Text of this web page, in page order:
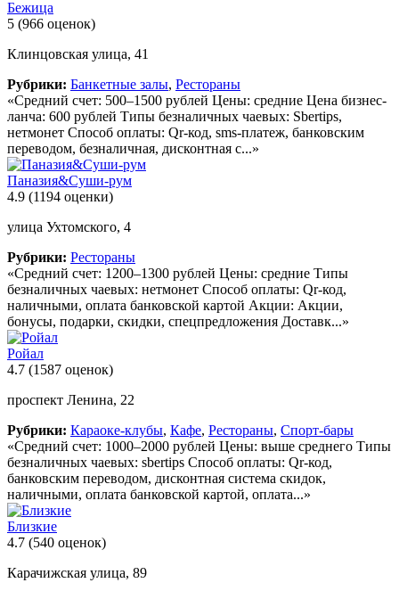
Бежица
5 (966 оценок)
Клинцовская улица, 41
Рубрики: Банкетные залы, Рестораны
«Средний счет: 500–1500 рублей Цены: средние Цена бизнес-
ланча: 600 рублей Типы безналичных чаевых: Sbertips,
нетмонет Способ оплаты: Qr-код, sms-платеж, банковским
переводом, безналичная, дисконтная с...»
Паназия&Суши-рум
4.9 (1194 оценки)
улица Ухтомского, 4
Рубрики: Рестораны
«Средний счет: 1200–1300 рублей Цены: средние Типы
безналичных чаевых: нетмонет Способ оплаты: Qr-код,
наличными, оплата банковской картой Акции: Акции,
бонусы, подарки, скидки, спецпредложения Доставк...»
Ройал
4.7 (1587 оценок)
проспект Ленина, 22
Рубрики: Караоке-клубы, Кафе, Рестораны, Спорт-бары
«Средний счет: 1000–2000 рублей Цены: выше среднего Типы
безналичных чаевых: sbertips Способ оплаты: Qr-код,
банковским переводом, дисконтная система скидок,
наличными, оплата банковской картой, оплата...»
Близкие
4.7 (540 оценок)
Карачижская улица, 89